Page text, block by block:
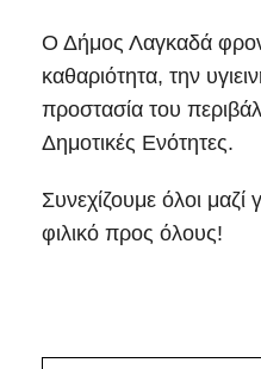
Ο Δήμος Λαγκαδά
καθαριότητα, την
προστασία του
Δημοτικές Ενότητες.
Συνεχίζουμε όλοι
φιλικό προς όλους!